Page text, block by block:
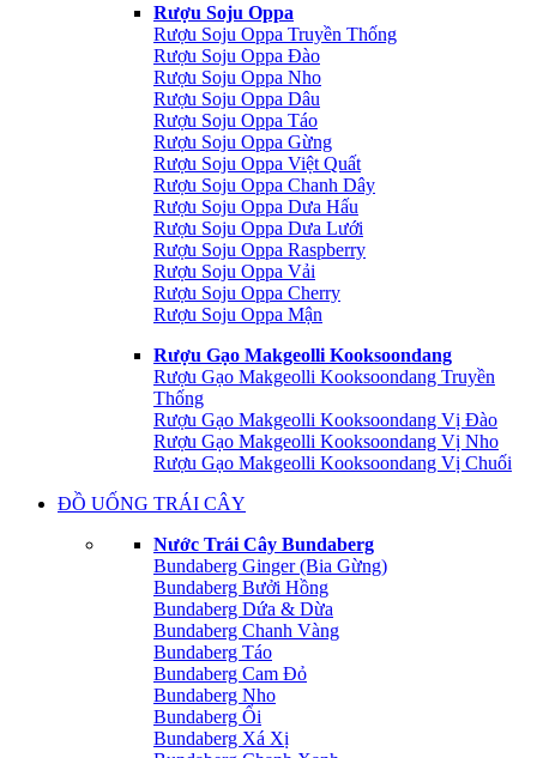
Rượu Soju Oppa
Rượu Soju Oppa Truyền Thống
Rượu Soju Oppa Đào
Rượu Soju Oppa Nho
Rượu Soju Oppa Dâu
Rượu Soju Oppa Táo
Rượu Soju Oppa Gừng
Rượu Soju Oppa Việt Quất
Rượu Soju Oppa Chanh Dây
Rượu Soju Oppa Dưa Hấu
Rượu Soju Oppa Dưa Lưới
Rượu Soju Oppa Raspberry
Rượu Soju Oppa Vải
Rượu Soju Oppa Cherry
Rượu Soju Oppa Mận
Rượu Gạo Makgeolli Kooksoondang
Rượu Gạo Makgeolli Kooksoondang Truyền
Thống
Rượu Gạo Makgeolli Kooksoondang Vị Đào
Rượu Gạo Makgeolli Kooksoondang Vị Nho
Rượu Gạo Makgeolli Kooksoondang Vị Chuối
ĐỒ UỐNG TRÁI CÂY
Nước Trái Cây Bundaberg
Bundaberg Ginger (Bia Gừng)
Bundaberg Bưởi Hồng
Bundaberg Dứa & Dừa
Bundaberg Chanh Vàng
Bundaberg Táo
Bundaberg Cam Đỏ
Bundaberg Nho
Bundaberg Ổi
Bundaberg Xá Xị